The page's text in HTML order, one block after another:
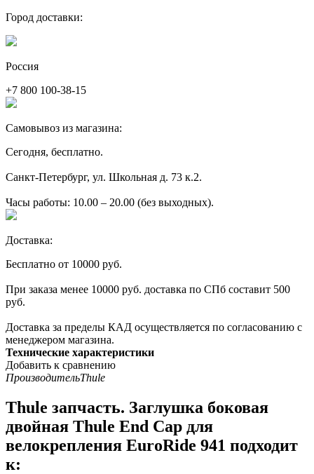
Город доставки:
Россия
+7 800 100-38-15
Самовывоз из магазина:
Сегодня, бесплатно.
Санкт-Петербург, ул. Школьная д. 73 к.2.
Часы работы: 10.00 – 20.00 (без выходных).
Доставка:
Бесплатно от 10000 руб.
При заказа менее 10000 руб. доставка по СПб составит 500
руб.
Доставка за пределы КАД осуществляется по согласованию с
менеджером магазина.
Технические характеристики
Добавить к сравнению
ПроизводительThule
Thule запчасть. Заглушка боковая
двойная Thule End Cap для
велокрепления EuroRide 941 подходит
к: